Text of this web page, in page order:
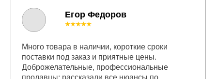
Егор Федоров
★★★★★
Много товара в наличии, короткие сроки
поставки под заказ и приятные цены.
Доброжелательные, профессиональные
продавцы: рассказали все нюансы по